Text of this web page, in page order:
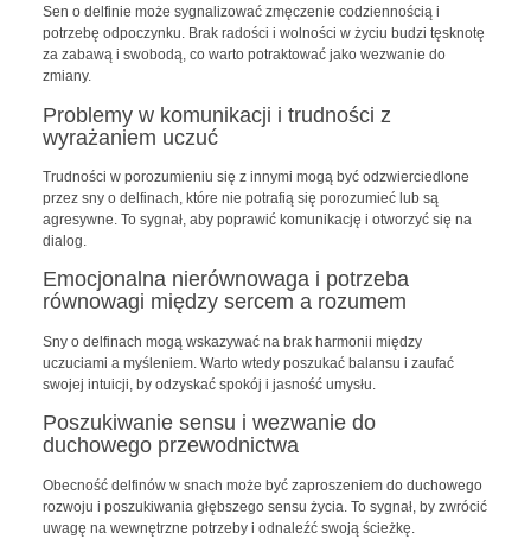
Sen o delfinie może sygnalizować zmęczenie codziennością i
potrzebę odpoczynku. Brak radości i wolności w życiu budzi tęsknotę
za zabawą i swobodą, co warto potraktować jako wezwanie do
zmiany.
Problemy w komunikacji i trudności z
wyrażaniem uczuć
Trudności w porozumieniu się z innymi mogą być odzwierciedlone
przez sny o delfinach, które nie potrafią się porozumieć lub są
agresywne. To sygnał, aby poprawić komunikację i otworzyć się na
dialog.
Emocjonalna nierównowaga i potrzeba
równowagi między sercem a rozumem
Sny o delfinach mogą wskazywać na brak harmonii między
uczuciami a myśleniem. Warto wtedy poszukać balansu i zaufać
swojej intuicji, by odzyskać spokój i jasność umysłu.
Poszukiwanie sensu i wezwanie do
duchowego przewodnictwa
Obecność delfinów w snach może być zaproszeniem do duchowego
rozwoju i poszukiwania głębszego sensu życia. To sygnał, by zwrócić
uwagę na wewnętrzne potrzeby i odnaleźć swoją ścieżkę.